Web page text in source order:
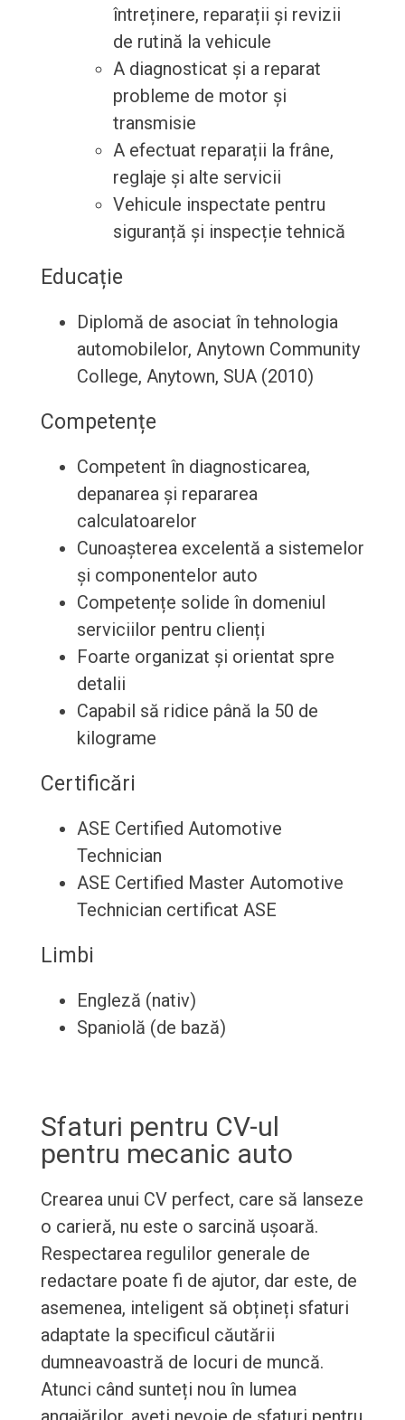
întreținere, reparații și revizii
de rutină la vehicule
A diagnosticat și a reparat
probleme de motor și
transmisie
A efectuat reparații la frâne,
reglaje și alte servicii
Vehicule inspectate pentru
siguranță și inspecție tehnică
Educație
Diplomă de asociat în tehnologia
automobilelor, Anytown Community
College, Anytown, SUA (2010)
Competențe
Competent în diagnosticarea,
depanarea și repararea
calculatoarelor
Cunoașterea excelentă a sistemelor
și componentelor auto
Competențe solide în domeniul
serviciilor pentru clienți
Foarte organizat și orientat spre
detalii
Capabil să ridice până la 50 de
kilograme
Certificări
ASE Certified Automotive
Technician
ASE Certified Master Automotive
Technician certificat ASE
Limbi
Engleză (nativ)
Spaniolă (de bază)
Sfaturi pentru CV-ul
pentru mecanic auto
Crearea unui CV perfect, care să lanseze
o carieră, nu este o sarcină ușoară.
Respectarea regulilor generale de
redactare poate fi de ajutor, dar este, de
asemenea, inteligent să obțineți sfaturi
adaptate la specificul căutării
dumneavoastră de locuri de muncă.
Atunci când sunteți nou în lumea